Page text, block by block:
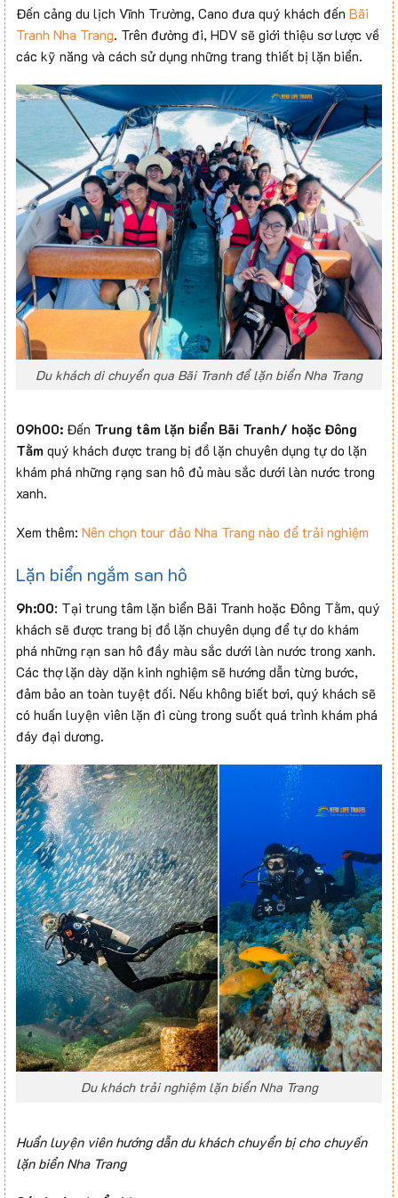
Đến cảng du lịch Vĩnh Trường, Cano đưa quý khách đến Bãi
Tranh Nha Trang. Trên đường đi, HDV sẽ giới thiệu sơ lược về
các kỹ năng và cách sử dụng những trang thiết bị lặn biển.
Du khách di chuyển qua Bãi Tranh để lặn biển Nha Trang
09h00: Đến Trung tâm lặn biển Bãi Tranh/ hoặc Đông
Tằm quý khách được trang bị đồ lặn chuyên dụng tự do lặn
khám phá những rạng san hô đủ màu sắc dưới làn nước trong
xanh.
Xem thêm: Nên chọn tour đảo Nha Trang nào để trải nghiệm
Lặn biển ngắm san hô
9h:00: Tại trung tâm lặn biển Bãi Tranh hoặc Đông Tằm, quý
khách sẽ được trang bị đồ lặn chuyên dụng để tự do khám
phá những rạn san hô đầy màu sắc dưới làn nước trong xanh.
Các thợ lặn dày dặn kinh nghiệm sẽ hướng dẫn từng bước,
đảm bảo an toàn tuyệt đối. Nếu không biết bơi, quý khách sẽ
có huấn luyện viên lặn đi cùng trong suốt quá trình khám phá
đáy đại dương.
Du khách trải nghiệm lặn biển Nha Trang
Huẩn luyện viên hướng dẫn du khách chuyển bị cho chuyến
lặn biển Nha Trang